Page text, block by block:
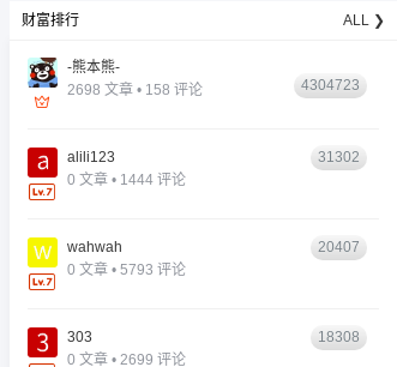
财富排行 ALL ❯
-熊本熊-
2698 文章 • 158 评论
4304723
alili123
0 文章 • 1444 评论
31302
wahwah
0 文章 • 5793 评论
20407
303
0 文章 • 2699 评论
18308